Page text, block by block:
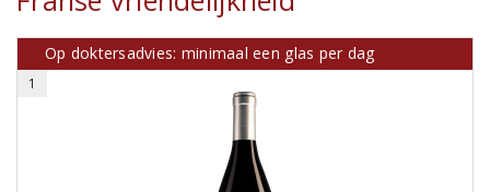
Op doktersadvies: minimaal een glas per dag
1